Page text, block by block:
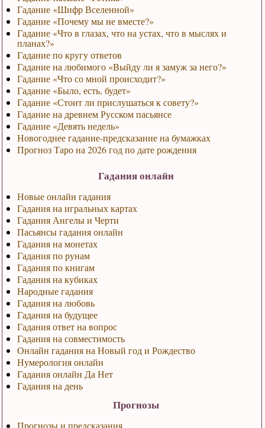
Гадание «Шифр Вселенной»
Гадание «Почему мы не вместе?»
Гадание «Что в глазах, что на устах, что в мыслях и
планах?»
Гадание по кругу ответов
Гадание на любимого «Выйду ли я замуж за него?»
Гадание «Что со мной происходит?»
Гадание «Было, есть, будет»
Гадание «Стоит ли прислушаться к совету?»
Гадание на древнем Русском пасьянсе
Гадание «Девять недель»
Новогоднее гадание-предсказание на бумажках
Прогноз Таро на 2026 год по дате рождения
Гадания онлайн
Новые онлайн гадания
Гадания на игральных картах
Гадания Ангелы и Черти
Пасьянсы гадания онлайн
Гадания на монетах
Гадания по рунам
Гадания по книгам
Гадания на кубиках
Народные гадания
Гадания на любовь
Гадания на будущее
Гадания ответ на вопрос
Гадания на совместимость
Онлайн гадания на Новый год и Рождество
Нумерология онлайн
Гадания онлайн Да Нет
Гадания на день
Прогнозы
Прогнозы и предсказания